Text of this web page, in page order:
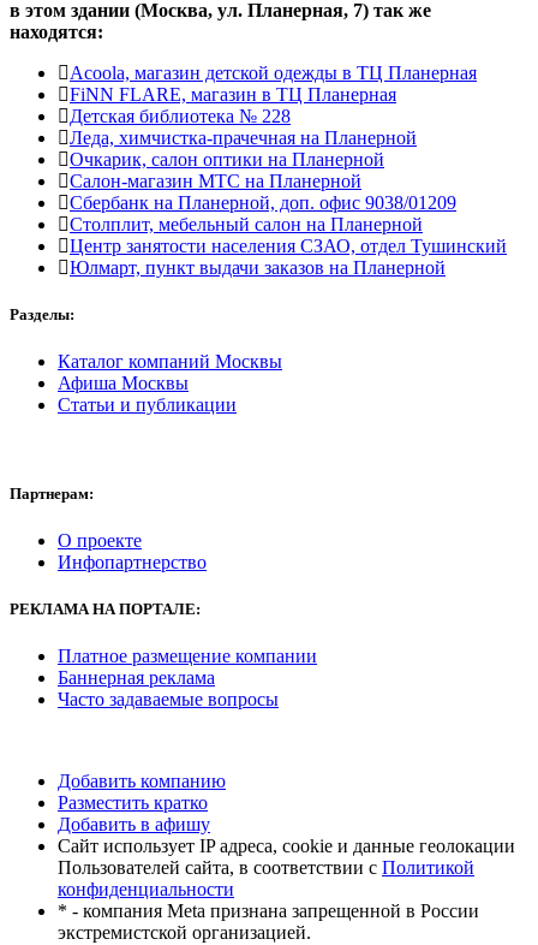
в этом здании (Москва, ул. Планерная, 7) так же
находятся:
Acoola, магазин детской одежды в ТЦ Планерная
FiNN FLARE, магазин в ТЦ Планерная
Детская библиотека № 228
Леда, химчистка-прачечная на Планерной
Очкарик, салон оптики на Планерной
Салон-магазин МТС на Планерной
Сбербанк на Планерной, доп. офис 9038/01209
Столплит, мебельный салон на Планерной
Центр занятости населения СЗАО, отдел Тушинский
Юлмарт, пункт выдачи заказов на Планерной
Разделы:
Каталог компаний Москвы
Афиша Москвы
Статьи и публикации
Партнерам:
О проекте
Инфопартнерство
РЕКЛАМА НА ПОРТАЛЕ:
Платное размещение компании
Баннерная реклама
Часто задаваемые вопросы
Добавить компанию
Разместить кратко
Добавить в афишу
Сайт использует IP адреса, cookie и данные геолокации
Пользователей сайта, в соответствии с Политикой
конфиденциальности
* - компания Meta признана запрещенной в России
экстремистской организацией.